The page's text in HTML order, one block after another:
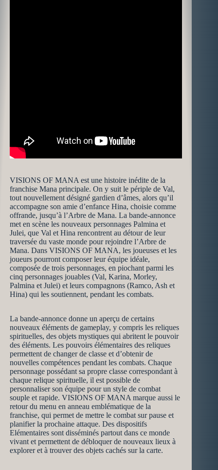
VISIONS OF MANA est une histoire inédite de la
franchise Mana principale. On y suit le périple de Val,
tout nouvellement désigné gardien d’âmes, alors qu’il
accompagne son amie d’enfance Hina, choisie comme
offrande, jusqu’à l’Arbre de Mana. La bande-annonce
met en scène les nouveaux personnages Palmina et
Julei, que Val et Hina rencontrent au détour de leur
traversée du vaste monde pour rejoindre l’Arbre de
Mana. Dans VISIONS OF MANA, les joueuses et les
joueurs pourront composer leur équipe idéale,
composée de trois personnages, en piochant parmi les
cinq personnages jouables (Val, Karina, Morley,
Palmina et Julei) et leurs compagnons (Ramco, Ash et
Hina) qui les soutiennent, pendant les combats.
La bande-annonce donne un aperçu de certains
nouveaux éléments de gameplay, y compris les reliques
spirituelles, des objets mystiques qui abritent le pouvoir
des éléments. Les pouvoirs élémentaires des reliques
permettent de changer de classe et d’obtenir de
nouvelles compétences pendant les combats. Chaque
personnage possédant sa propre classe correspondant à
chaque relique spirituelle, il est possible de
personnaliser son équipe pour un style de combat
souple et rapide. VISIONS OF MANA marque aussi le
retour du menu en anneau emblématique de la
franchise, qui permet de mettre le combat sur pause et
planifier la prochaine attaque. Des dispositifs
Elémentaires sont disséminés partout dans ce monde
vivant et permettent de débloquer de nouveaux lieux à
explorer et à trouver des objets cachés sur la carte.